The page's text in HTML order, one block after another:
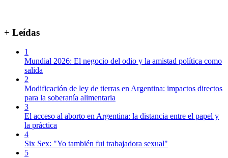
+ Leídas
1
Mundial 2026: El negocio del odio y la amistad política como
salida
2
Modificación de ley de tierras en Argentina: impactos directos
para la soberanía alimentaria
3
El acceso al aborto en Argentina: la distancia entre el papel y
la práctica
4
Six Sex: "Yo también fui trabajadora sexual"
5